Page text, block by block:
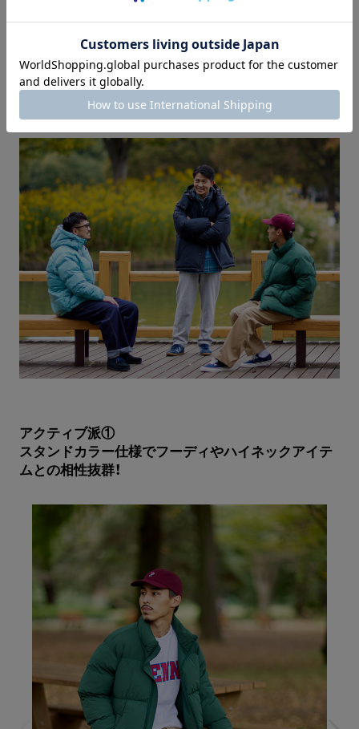
NANGA×DOORS AURORA ¥35,200 (税込)
MIZUNO×DOORS ダウンジャケット ¥44,000 (税込)
ライトファイバーブルゾン ¥16,500 (税込)
アクティブ派①
スタンドカラー仕様でフーディやハイネックアイテ
ムとの相性抜群！